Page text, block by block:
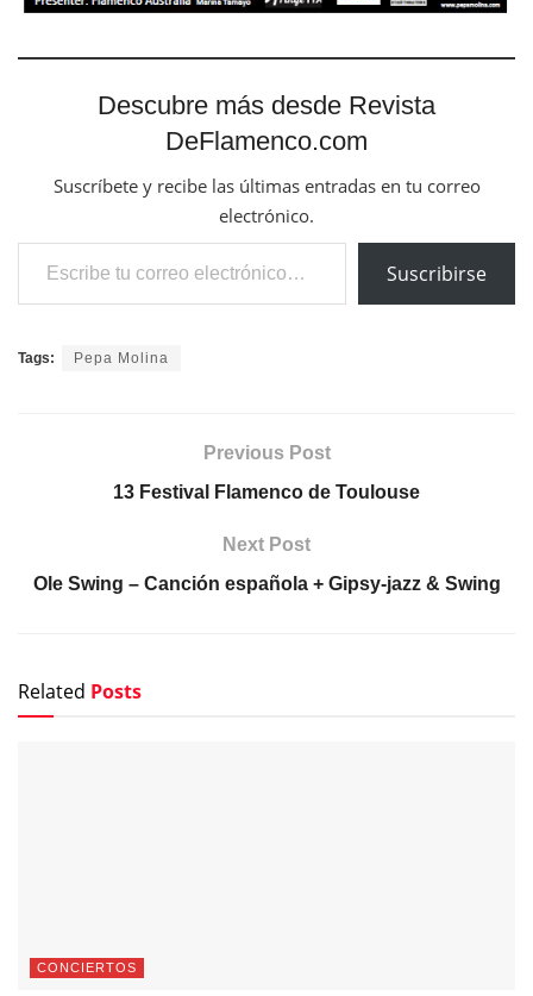
Descubre más desde Revista
DeFlamenco.com
Suscríbete y recibe las últimas entradas en tu correo
electrónico.
Escribe tu correo electrónico…
Suscribirse
Tags: Pepa Molina
Previous Post
13 Festival Flamenco de Toulouse
Next Post
Ole Swing – Canción española + Gipsy-jazz & Swing
Related Posts
CONCIERTOS